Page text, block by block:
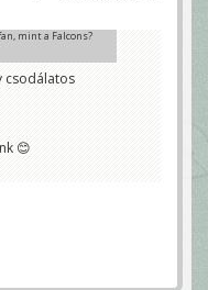
mint a Falcons?
csodálatos
😊